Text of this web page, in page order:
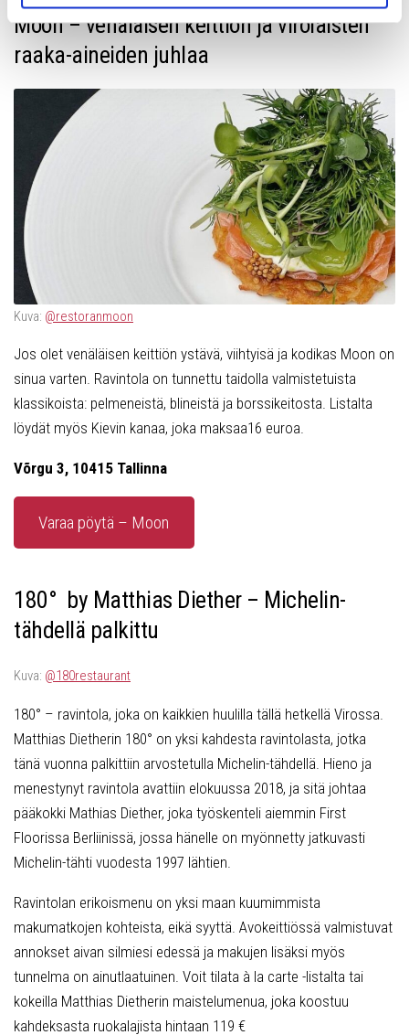
Moon – venäläisen keittiön ja virolaisten
raaka-aineiden juhlaa
Kuva: @restoranmoon
Jos olet venäläisen keittiön ystävä, viihtyisä ja kodikas Moon on
sinua varten. Ravintola on tunnettu taidolla valmistetuista
klassikoista: pelmeneistä, blineistä ja borssikeitosta. Listalta
löydät myös Kievin kanaa, joka maksaa16 euroa.
Võrgu 3, 10415 Tallinna
Varaa pöytä – Moon
180° by Matthias Diether – Michelin-
tähdellä palkittu
Kuva: @180restaurant
180° – ravintola, joka on kaikkien huulilla tällä hetkellä Virossa.
Matthias Dietherin 180° on yksi kahdesta ravintolasta, jotka
tänä vuonna palkittiin arvostetulla Michelin-tähdellä. Hieno ja
menestynyt ravintola avattiin elokuussa 2018, ja sitä johtaa
pääkokki Mathias Diether, joka työskenteli aiemmin First
Floorissa Berliinissä, jossa hänelle on myönnetty jatkuvasti
Michelin-tähti vuodesta 1997 lähtien.
Ravintolan erikoismenu on yksi maan kuumimmista
makumatkojen kohteista, eikä syyttä. Avokeittiössä valmistuvat
annokset aivan silmiesi edessä ja makujen lisäksi myös
tunnelma on ainutlaatuinen. Voit tilata à la carte -listalta tai
kokeilla Matthias Dietherin maistelumenua, joka koostuu
kahdeksasta ruokalajista hintaan 119 €